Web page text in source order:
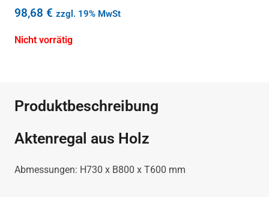
98,68 € zzgl. 19% MwSt
Nicht vorrätig
Produktbeschreibung
Aktenregal aus Holz
Abmessungen: H730 x B800 x T600 mm